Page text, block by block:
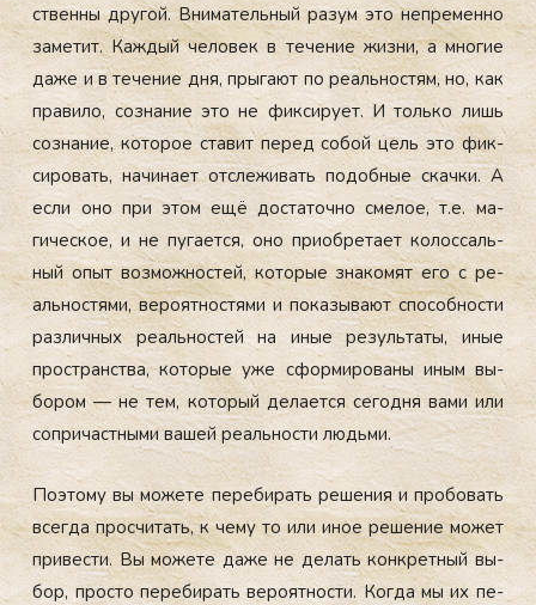
ствен­ны дру­гой. Вни­матель­ный ра­зум это неп­ре­мен­но
за­метит. Каж­дый че­ловек в те­чение жиз­ни, а мно­гие
да­же и в те­чение дня, пры­га­ют по ре­аль­нос­тям, но, как
пра­вило, соз­на­ние это не фик­си­ру­ет. И толь­ко лишь
соз­на­ние, ко­торое ста­вит пе­ред со­бой цель это фик­
си­ровать, на­чина­ет от­сле­живать по­доб­ные скач­ки. А
ес­ли оно при этом ещё дос­та­точ­но сме­лое, т.е. ма­
гичес­кое, и не пу­га­ет­ся, оно при­об­ре­та­ет ко­лос­саль­
ный опыт воз­можнос­тей, ко­торые зна­комят его с ре­
аль­нос­тя­ми, ве­ро­ят­ностя­ми и по­казы­ва­ют спо­соб­ности
раз­личных ре­аль­нос­тей на иные ре­зуль­та­ты, иные
прос­транс­тва, ко­торые уже сфор­ми­рова­ны иным вы­
бором — не тем, ко­торый де­ла­ет­ся се­год­ня ва­ми или
соп­ри­час­тны­ми ва­шей ре­аль­нос­ти людь­ми.
По­это­му вы мо­жете пе­реби­рать ре­шения и про­бовать
всег­да прос­чи­тать, к че­му то или иное ре­шение мо­жет
при­вес­ти. Вы мо­жете да­же не де­лать кон­крет­ный вы­
бор, прос­то пе­реби­рать ве­ро­ят­ности. Ког­да мы их пе­